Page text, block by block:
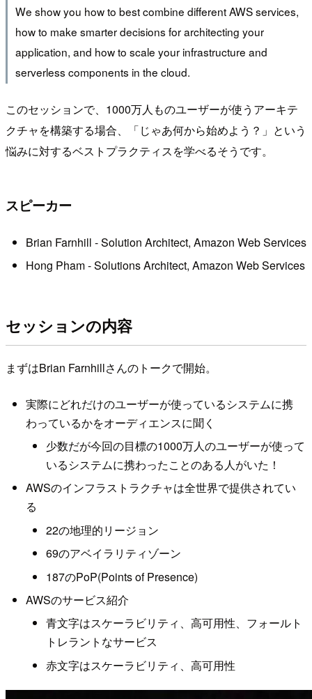
We show you how to best combine different AWS services,
how to make smarter decisions for architecting your
application, and how to scale your infrastructure and
serverless components in the cloud.
このセッションで、1000万人ものユーザーが使うアーキテ
クチャを構築する場合、「じゃあ何から始めよう？」という
悩みに対するベストプラクティスを学べるそうです。
スピーカー
Brian Farnhill - Solution Architect, Amazon Web Services
Hong Pham - Solutions Architect, Amazon Web Services
セッションの内容
まずはBrian Farnhillさんのトークで開始。
実際にどれだけのユーザーが使っているシステムに携
わっているかをオーディエンスに聞く
少数だが今回の目標の1000万人のユーザーが使って
いるシステムに携わったことのある人がいた！
AWSのインフラストラクチャは全世界で提供されてい
る
22の地理的リージョン
69のアベイラリティゾーン
187のPoP(Points of Presence)
AWSのサービス紹介
青文字はスケーラビリティ、高可用性、フォールト
トレラントなサービス
赤文字はスケーラビリティ、高可用性